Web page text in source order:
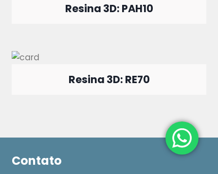
Resina 3D: PAH10
Resina 3D: RE70
Contato